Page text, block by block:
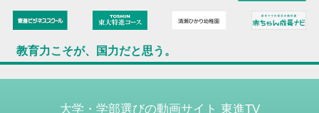
教育力こそが、国力だと思う。
大学・学部選びの動画サイト 東進TV